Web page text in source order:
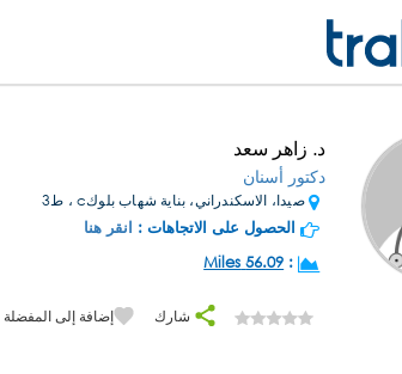
د. زاهر سعد
دكتور أسنان
صيدا، الاسكندراني، بناية شهاب بلوكc ، ط3
الحصول على الاتجاهات : انقر هنا
:
56.09 Miles
شارك إضافة إلى المفضلة